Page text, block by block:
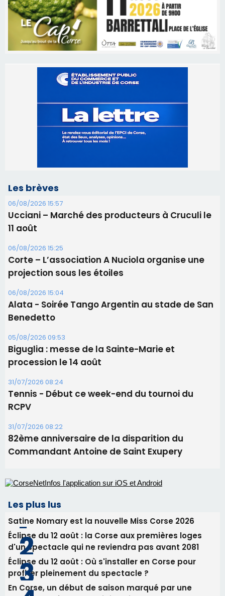
06/08/2026 15:57
Ucciani – Marché des producteurs à Cruculi le
Corte – L’association A Nuciola organise une
projection sous les étoiles
06/08/2026 15:04
Alata - Soirée Tango Argentin au stade de San
Benedetto
05/08/2026 09:53
Biguglia : messe de la Sainte-Marie et
procession le 14 août
31/07/2026 08:24
Tennis - Début ce week-end du tournoi du
RCPV
31/07/2026 08:22
82ème anniversaire de la disparition du
Commandant Antoine de Saint Exupery
Les plus lus
Satine Nomary est la nouvelle Miss Corse 2026
Éclipse du 12 août : la Corse aux premières loges
d'un spectacle qui ne reviendra pas avant 2081
profiter pleinement du spectacle ?
consommation en recul dans les restaurants
La gendarmerie alerte les restaurateurs corses
face à une nouvelle escroquerie au faux vendeur de
vin
Newsletter